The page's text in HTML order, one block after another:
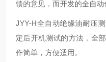
馈的意见，而开发的全自动
JYY-H全自动绝缘油耐压
定后开机测试的方法，全
作简单，方便适用。